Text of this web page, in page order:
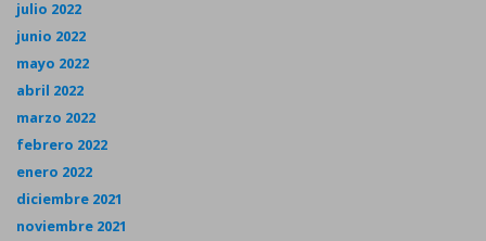
julio 2022
junio 2022
mayo 2022
abril 2022
marzo 2022
febrero 2022
enero 2022
diciembre 2021
noviembre 2021